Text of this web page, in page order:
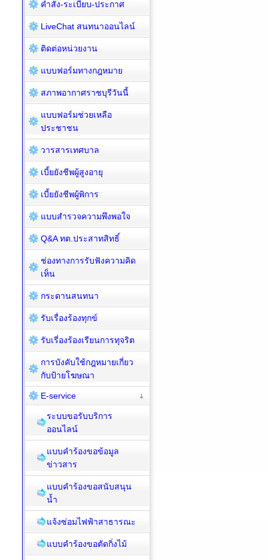
คำสั่ง-ระเบียบ-ประกาศ
LiveChat สนทนาออนไลน์
ติดต่อหน่วยงาน
แบบฟอร์มทางกฎหมาย
สภาพอากาศราชบุรีวันนี้
แบบฟอร์มช่วยเหลือ
ประชาชน
วารสารเทศบาล
เบี้ยยังชีพผู้สูงอายุ
เบี้ยยังชีพผู้พิการ
แบบสำรวจความพึงพอใจ
Q&A ทต.ประสาทสิทธิ์
ช่องทางการรับฟังความคิด
เห็น
กระดานสนทนา
รับเรื่องร้องทุกข์
รับเรี่องร้องเรียนการทุจริต
การบังคับใช้กฎหมายเกี่ยว
กับป้ายโฆษณา
E-service
ระบบขอรับบริการ
ออนไลน์
แบบคำร้องขอข้อมูล
ข่าวสาร
แบบคำร้องขอสนับสนุน
น้ำ
แจ้งซ่อมไฟฟ้าสาธารณะ
แบบคำร้องขอตัดกิ่งไม้